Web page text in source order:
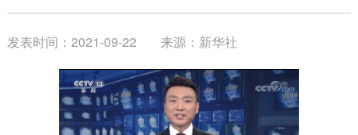
发表时间： 2021-09-22 来源： 新华社